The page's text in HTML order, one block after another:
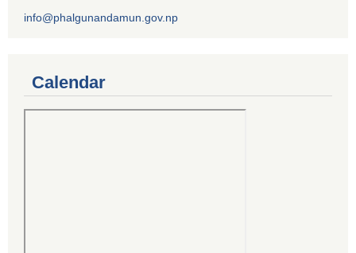
info@phalgunandamun.gov.np
Calendar